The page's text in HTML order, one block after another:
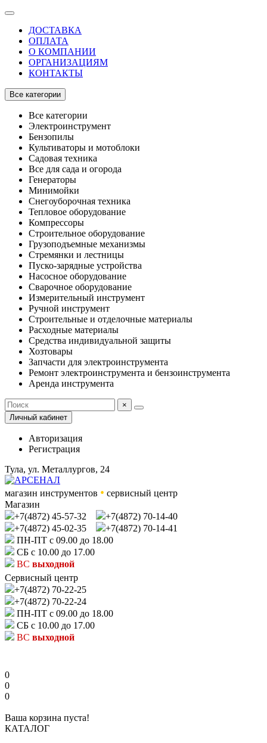
ДОСТАВКА
ОПЛАТА
О КОМПАНИИ
ОРГАНИЗАЦИЯМ
КОНТАКТЫ
Все категории
Все категории
Электроинструмент
Бензопилы
Культиваторы и мотоблоки
Садовая техника
Все для сада и огорода
Генераторы
Минимойки
Снегоуборочная техника
Тепловое оборудование
Компрессоры
Строительное оборудование
Грузоподъемные механизмы
Стремянки и лестницы
Пуско-зарядные устройства
Насосное оборудование
Сварочное оборудование
Измерительный инструмент
Ручной инструмент
Строительные и отделочные материалы
Расходные материалы
Средства индивидуальной защиты
Хозтовары
Запчасти для электроинструмента
Ремонт электроинструмента и бензоинструмента
Аренда инструмента
×
Личный кабинет
Авторизация
Регистрация
Тула, ул. Металлургов, 24
магазин инструментов • сервисный центр
Магазин
+7(4872) 45-57-32
+7(4872) 70-14-40
+7(4872) 45-02-35
+7(4872) 70-14-41
ПН-ПТ с 09.00 до 18.00
СБ с 10.00 до 17.00
ВС выходной
Сервисный центр
+7(4872) 70-22-25
+7(4872) 70-22-24
ПН-ПТ с 09.00 до 18.00
СБ с 10.00 до 17.00
ВС выходной
0
0
0
Ваша корзина пуста!
КАТАЛОГ